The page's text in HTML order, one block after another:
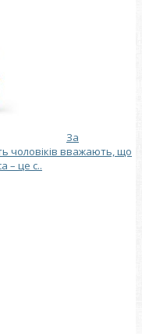
За
чоловіків вважають, що
– це с..